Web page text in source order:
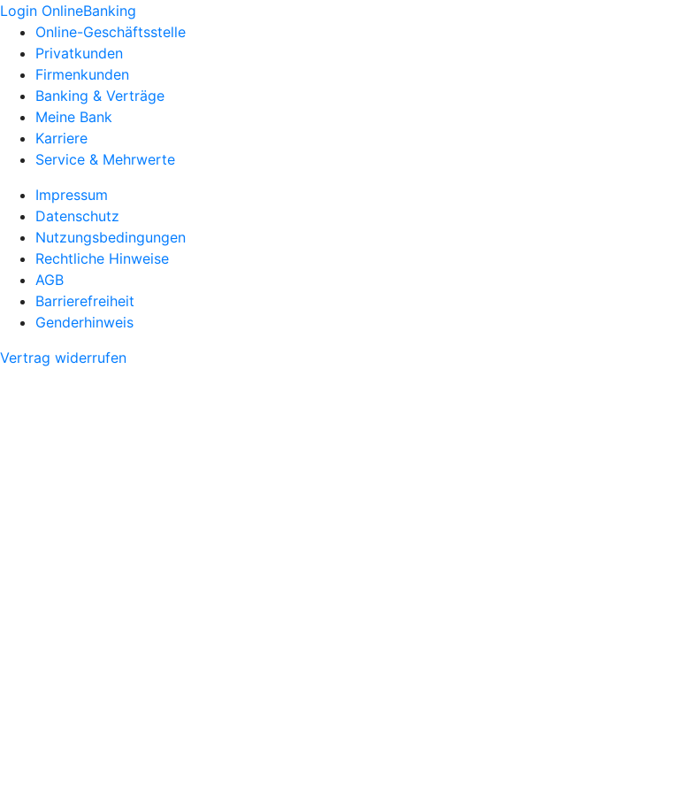
Login OnlineBanking
Online-Geschäftsstelle
Privatkunden
Firmenkunden
Banking & Verträge
Meine Bank
Karriere
Service & Mehrwerte
Impressum
Datenschutz
Nutzungsbedingungen
Rechtliche Hinweise
AGB
Barrierefreiheit
Genderhinweis
Vertrag widerrufen